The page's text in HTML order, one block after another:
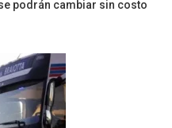
podrán cambiar sin costo